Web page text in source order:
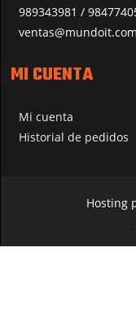
989343981 /
MI CUENTA
Mi cuenta
Historial de pedidos
Hosting